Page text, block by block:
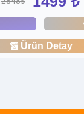
Ürün Detay